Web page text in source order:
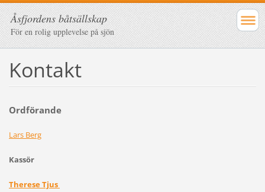
Åsfjordens båtsällskap
För en rolig upplevelse på sjön
Kontakt
Ordförande
Lars Berg
Kassör
Therese Tjus